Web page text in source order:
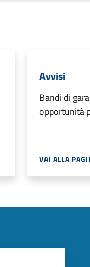
Avvisi
Bandi di
opportunità
VAI ALLA